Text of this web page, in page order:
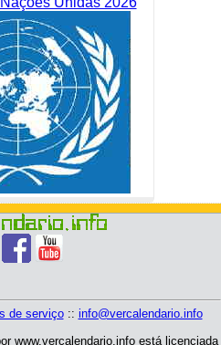
de serviço:: info@vercalendario.info
www.vercalendario.info está licenciada